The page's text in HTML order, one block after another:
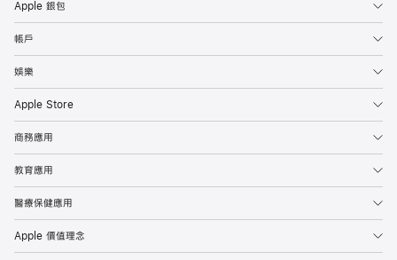
Apple 銀包
帳戶
娛樂
Apple Store
商務應用
教育應用
醫療保健應用
Apple 價值理念